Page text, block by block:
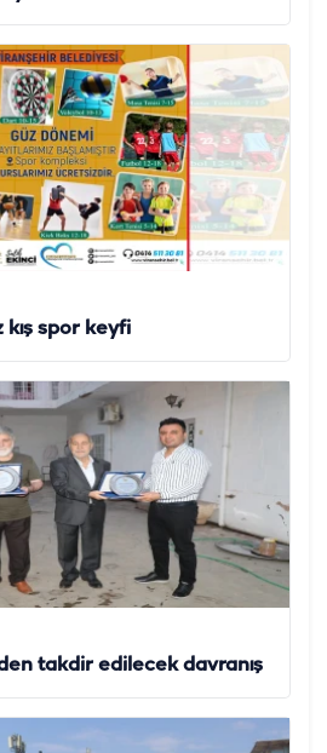
kış spor keyfi
takdir edilecek davranış